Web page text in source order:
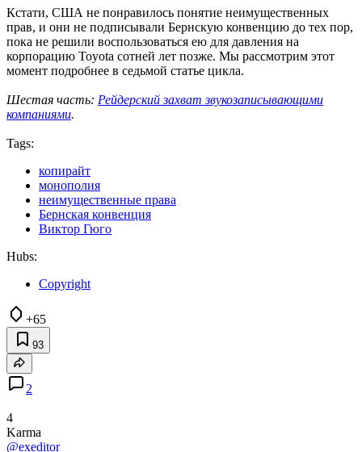
Кстати, США не понравилось понятие неимущественных
прав, и они не подписывали Бернскую конвенцию до тех пор,
пока не решили воспользоваться ею для давления на
корпорацию Toyota сотней лет позже. Мы рассмотрим этот
момент подробнее в седьмой статье цикла.
Шестая часть: Рейдерский захват звукозаписывающими
компаниями.
Tags:
копирайт
монополия
неимущественные права
Бернская конвенция
Виктор Гюго
Hubs:
Copyright
+65
93
2
4
Karma
@exeditor